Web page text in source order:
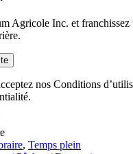
Agricole Inc. et franchissez
nos Conditions
, Temps plein